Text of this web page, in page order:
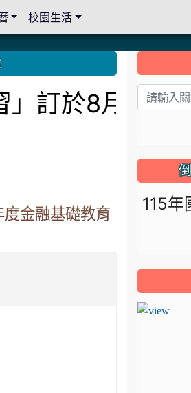
」訂於8月13
度金融基礎教育
:::
115年
校園生活